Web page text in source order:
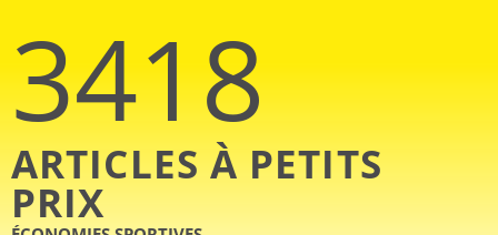
3418
ARTICLES À PETITS
PRIX